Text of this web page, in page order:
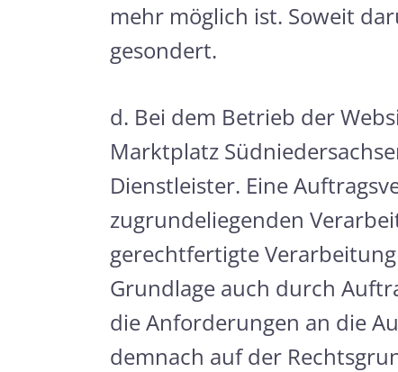
mehr möglich ist. Soweit
gesondert.
d. Bei dem Betrieb der
Marktplatz
Dienstleister. Eine
zugrundeliegenden
gerechtfertigte
Grundlage auch durch
die Anforderungen an die
demnach auf der